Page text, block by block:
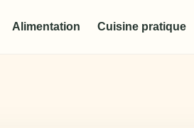
Alimentation Cuisine pratique